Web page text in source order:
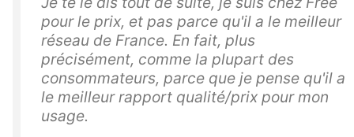
pour le prix, et pas parce qu'il a le meilleur
réseau de France. En fait, plus
précisément, comme la plupart des
consommateurs, parce que je pense qu'il a
le meilleur rapport qualité/prix pour mon
usage.